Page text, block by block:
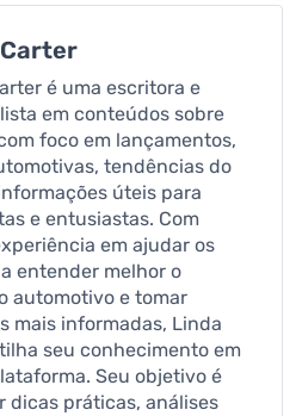
é uma escritora e
em conteúdos sobre
foco em lançamentos,
tendências do
úteis para
e entusiastas. Com
em ajudar os
entender melhor o
automotivo e tomar
mais informadas, Linda
seu conhecimento em
Seu objetivo é
dicas práticas, análises